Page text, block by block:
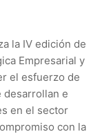
la IV edición de
Empresarial y
el esfuerzo de
desarrollan e
en el sector
con la